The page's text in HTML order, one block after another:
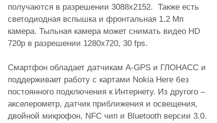
получаются в разрешении 3088x2152. Также есть
светодиодная вспышка и фронтальная 1.2 Мп
камера. Тыльная камера может снимать видео HD
720p в разрешении 1280x720, 30 fps.
Смартфон обладает датчикам A-GPS и ГЛОНАСС и
поддерживает работу с картами Nokia Here без
постоянного подключения к Интернету. Из другого –
акселерометр, датчик приближения и освещения,
двойной микрофон, NFC чип и Bluetooth версии 3.0.